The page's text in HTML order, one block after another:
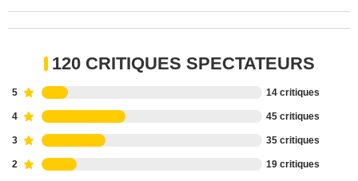
120 CRITIQUES SPECTATEURS
5 14 critiques
4 45 critiques
3 35 critiques
2 19 critiques